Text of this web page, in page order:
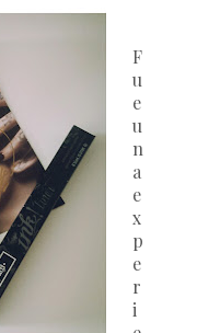
F
u
e
u
n
a
e
x
p
e
r
i